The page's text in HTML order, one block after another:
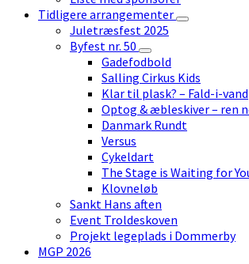
Tidligere arrangementer
Juletræsfest 2025
Byfest nr. 50
Gadefodbold
Salling Cirkus Kids
Klar til plask? – Fald-i-vand
Optog & æbleskiver – ren
Danmark Rundt
Versus
Cykeldart
The Stage is Waiting for
Klovneløb
Sankt Hans aften
Event Troldeskoven
Projekt legeplads i Dommerby
MGP 2026